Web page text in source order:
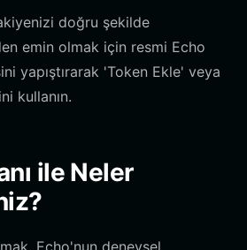
doğru şekilde
emin olmak için resmi Echo
yapıştırarak 'Token Ekle' veya
kullanın.
ile Neler
Echo'nun deneysel